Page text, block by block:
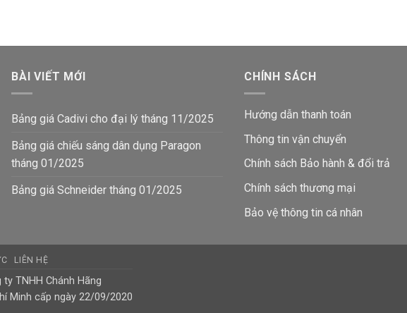
BÀI VIẾT MỚI
Bảng giá Cadivi cho đại lý tháng 11/2025
Bảng giá chiếu sáng dân dụng Paragon
tháng 01/2025
Bảng giá Schneider tháng 01/2025
CHÍNH SÁCH
Hướng dẫn thanh toán
Thông tin vận chuyển
Chính sách Bảo hành & đổi trả
Chính sách thương mại
Bảo vệ thông tin cá nhân
LIÊN HỆ
TNHH Chánh Hãng
Minh cấp ngày 22/09/2020